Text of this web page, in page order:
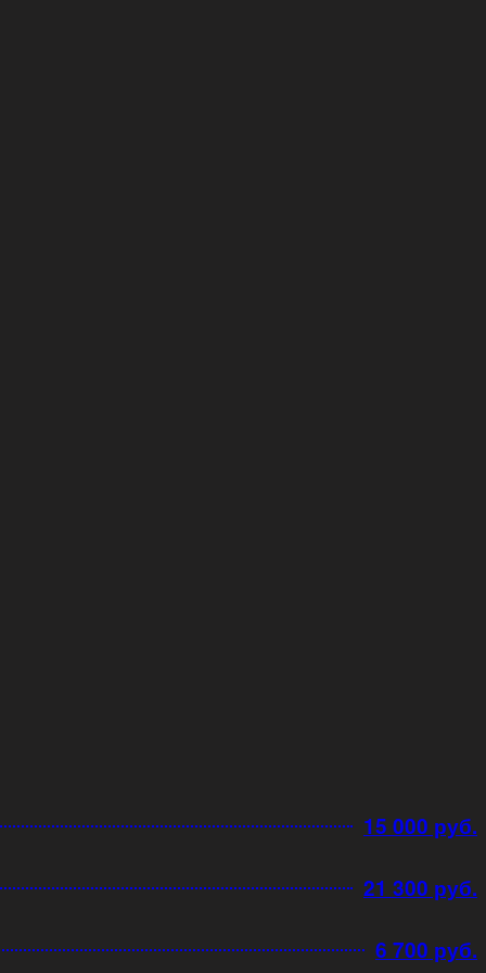
15 000 руб.
21 300 руб.
6 700 руб.